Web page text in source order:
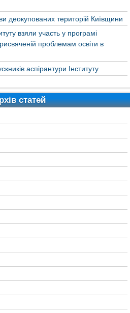
деокупованих територій Київщини
взяли участь у програмі
проблемам освіти в
аспірантури Інституту
статей